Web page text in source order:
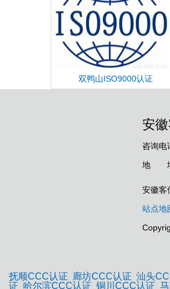
双鸭山ISO9000认证
安
咨询电
地 址
安徽客
站点地
抚顺CCC认证 廊坊CCC认证 汕头
证 哈尔滨CCC认证 铜川CCC认证